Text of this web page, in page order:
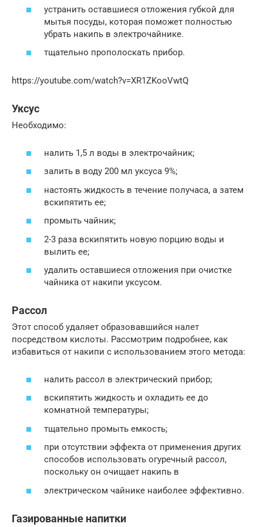
устранить оставшиеся отложения губкой для
мытья посуды, которая поможет полностью
убрать накипь в электрочайнике.
тщательно прополоскать прибор.
https://youtube.com/watch?v=XR1ZKooVwtQ
Уксус
Необходимо:
налить 1,5 л воды в электрочайник;
залить в воду 200 мл уксуса 9%;
настоять жидкость в течение получаса, а затем
вскипятить ее;
промыть чайник;
2-3 раза вскипятить новую порцию воды и
вылить ее;
удалить оставшиеся отложения при очистке
чайника от накипи уксусом.
Рассол
Этот способ удаляет образовавшийся налет
посредством кислоты. Рассмотрим подробнее, как
избавиться от накипи с использованием этого метода:
налить рассол в электрический прибор;
вскипятить жидкость и охладить ее до
комнатной температуры;
тщательно промыть емкость;
при отсутствии эффекта от применения других
способов использовать огуречный рассол,
поскольку он очищает накипь в
электрическом чайнике наиболее эффективно.
Газированные напитки